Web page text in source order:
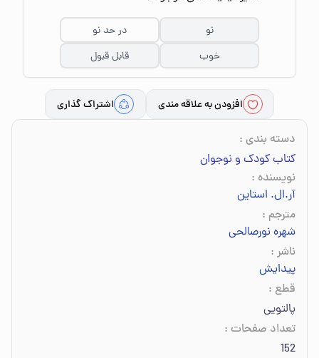
نو
در حد نو
خوب
قابل قبول
افزودن به علاقه مندی اشتراک گذاری
دسته بندی :
کتاب کودک و نوجوان
نویسنده :
آر.ال. استاین
مترجم :
شهره نورصالحی
ناشر :
پیدایش
قطع :
پالتویی
تعداد صفحات :
152